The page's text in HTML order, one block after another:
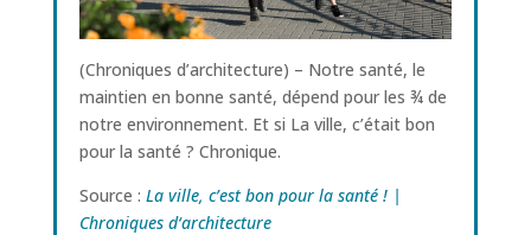
(Chroniques d’architecture) – Notre santé, le
maintien en bonne santé, dépend pour les ¾ de
notre environnement. Et si La ville, c’était bon
pour la santé ? Chronique.
Source : La ville, c’est bon pour la santé ! |
Chroniques d‘architecture